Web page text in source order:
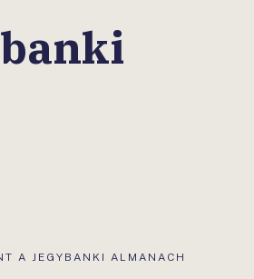
A JEGYBANKI ALMANACH